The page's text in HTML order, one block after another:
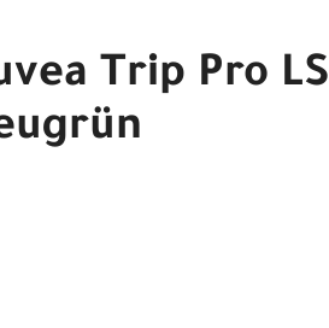
Trip Pro LS